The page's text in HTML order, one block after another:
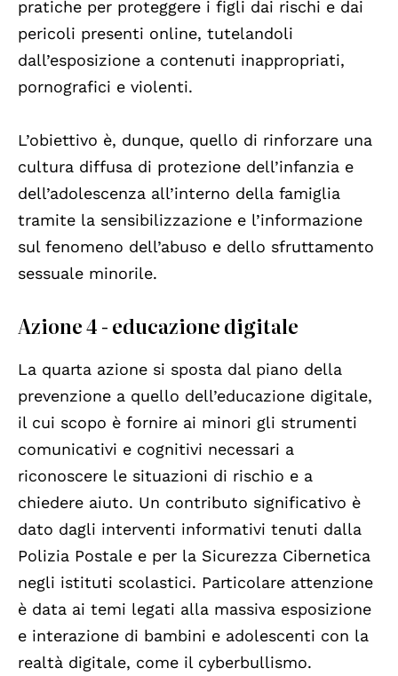
pratiche per proteggere i figli dai rischi e dai
pericoli presenti online, tutelandoli
dall’esposizione a contenuti inappropriati,
pornografici e violenti.
L’obiettivo è, dunque, quello di rinforzare una
cultura diffusa di protezione dell’infanzia e
dell’adolescenza all’interno della famiglia
tramite la sensibilizzazione e l’informazione
sul fenomeno dell’abuso e dello sfruttamento
sessuale minorile.
Azione 4 - educazione digitale
La quarta azione si sposta dal piano della
prevenzione a quello dell’educazione digitale,
il cui scopo è fornire ai minori gli strumenti
comunicativi e cognitivi necessari a
riconoscere le situazioni di rischio e a
chiedere aiuto. Un contributo significativo è
dato dagli interventi informativi tenuti dalla
Polizia Postale e per la Sicurezza Cibernetica
negli istituti scolastici. Particolare attenzione
è data ai temi legati alla massiva esposizione
e interazione di bambini e adolescenti con la
realtà digitale, come il cyberbullismo.